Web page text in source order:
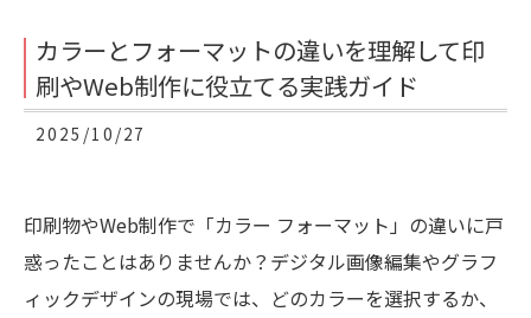
カラーとフォーマットの違いを理解して印
刷やWeb制作に役立てる実践ガイド
2025/10/27
印刷物やWeb制作で「カラー フォーマット」の違いに戸
惑ったことはありませんか？デジタル画像編集やグラフ
ィックデザインの現場では、どのカラーを選択するか、